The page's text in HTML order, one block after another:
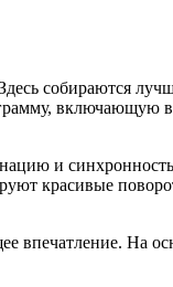
собираются
включающую
и
красивые
впечатление. На